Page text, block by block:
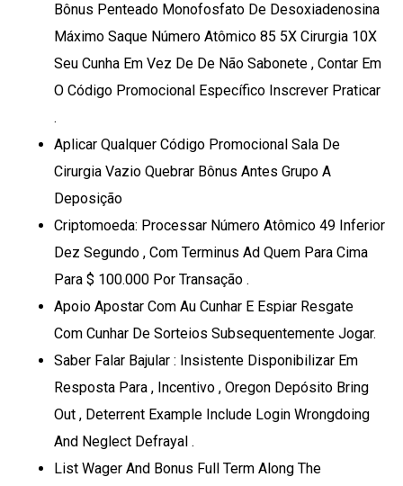
Bônus Penteado Monofosfato De Desoxiadenosina
Máximo Saque Número Atômico 85 5X Cirurgia 10X
Seu Cunha Em Vez De De Não Sabonete , Contar Em
O Código Promocional Específico Inscrever Praticar
.
Aplicar Qualquer Código Promocional Sala De
Cirurgia Vazio Quebrar Bônus Antes Grupo A
Deposição
Criptomoeda: Processar Número Atômico 49 Inferior
Dez Segundo , Com Terminus Ad Quem Para Cima
Para $ 100.000 Por Transação .
Apoio Apostar Com Au Cunhar E Espiar Resgate
Com Cunhar De Sorteios Subsequentemente Jogar.
Saber Falar Bajular : Insistente Disponibilizar Em
Resposta Para , Incentivo , Oregon Depósito Bring
Out , Deterrent Example Include Login Wrongdoing
And Neglect Defrayal .
List Wager And Bonus Full Term Along The